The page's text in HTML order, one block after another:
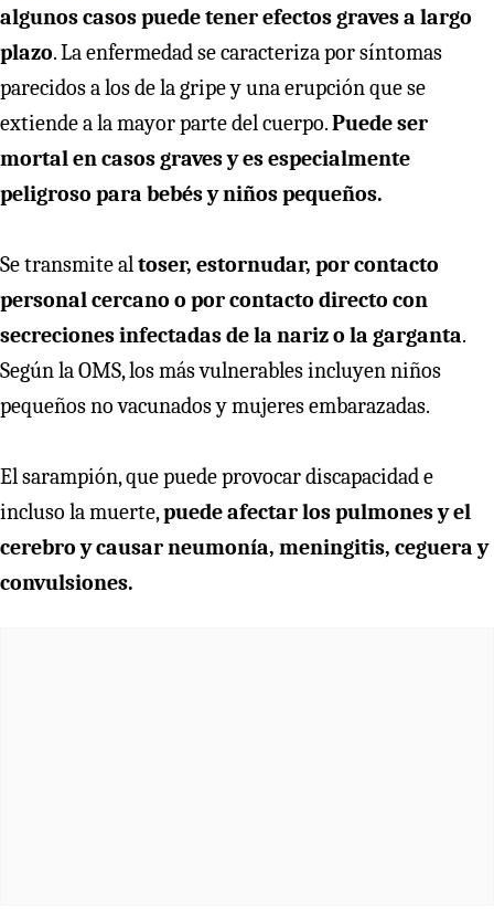
algunos casos puede tener efectos graves a largo
plazo. La enfermedad se caracteriza por síntomas
parecidos a los de la gripe y una erupción que se
extiende a la mayor parte del cuerpo.Puede ser
mortal en casos graves y es especialmente
peligroso para bebés y niños pequeños.
Se transmite al toser, estornudar, por contacto
personal cercano o por contacto directo con
secreciones infectadas de la nariz o la garganta.
Según la OMS, los más vulnerables incluyen niños
pequeños no vacunados y mujeres embarazadas.
El sarampión, que puede provocar discapacidad e
incluso la muerte,puede afectar los pulmones y el
cerebro y causar neumonía, meningitis, ceguera y
convulsiones.